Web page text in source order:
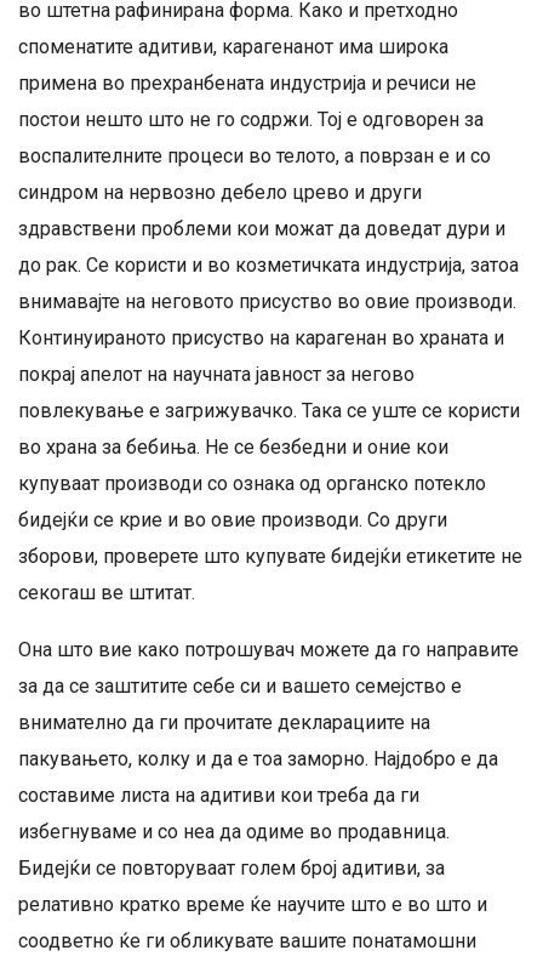
во штетна рафинирана форма. Како и претходно
споменатите адитиви, карагенанот има широка
примена во прехранбената индустрија и речиси не
постои нешто што не го содржи. Тој е одговорен за
воспалителните процеси во телото, а поврзан е и со
синдром на нервозно дебело црево и други
здравствени проблеми кои можат да доведат дури и
до рак. Се користи и во козметичката индустрија, затоа
внимавајте на неговото присуство во овие производи.
Континуираното присуство на карагенан во храната и
покрај апелот на научната јавност за негово
повлекување е загрижувачко. Така се уште се користи
во храна за бебиња. Не се безбедни и оние кои
купуваат производи со ознака од органско потекло
бидејќи се крие и во овие производи. Со други
зборови, проверете што купувате бидејќи етикетите не
секогаш ве штитат.
Она што вие како потрошувач можете да го направите
за да се заштитите себе си и вашето семејство е
внимателно да ги прочитате декларациите на
пакувањето, колку и да е тоа заморно. Најдобро е да
составиме листа на адитиви кои треба да ги
избегнуваме и со неа да одиме во продавница.
Бидејќи се повторуваат голем број адитиви, за
релативно кратко време ќе научите што е во што и
соодветно ќе ги обликувате вашите понатамошни